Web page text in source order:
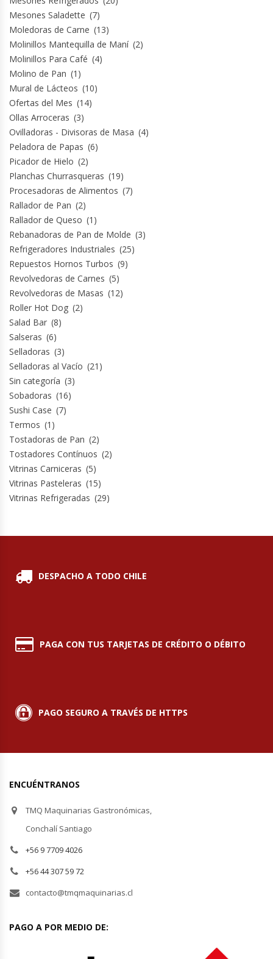
Mesones Saladette (7)
Moledoras de Carne (13)
Molinillos Mantequilla de Maní (2)
Molinillos Para Café (4)
Molino de Pan (1)
Mural de Lácteos (10)
Ofertas del Mes (14)
Ollas Arroceras (3)
Ovilladoras - Divisoras de Masa (4)
Peladora de Papas (6)
Picador de Hielo (2)
Planchas Churrasqueras (19)
Procesadoras de Alimentos (7)
Rallador de Pan (2)
Rallador de Queso (1)
Rebanadoras de Pan de Molde (3)
Refrigeradores Industriales (25)
Repuestos Hornos Turbos (9)
Revolvedoras de Carnes (5)
Revolvedoras de Masas (12)
Roller Hot Dog (2)
Salad Bar (8)
Salseras (6)
Selladoras (3)
Selladoras al Vacío (21)
Sin categoría (3)
Sobadoras (16)
Sushi Case (7)
Termos (1)
Tostadoras de Pan (2)
Tostadores Contínuos (2)
Vitrinas Carniceras (5)
Vitrinas Pasteleras (15)
Vitrinas Refrigeradas (29)
DESPACHO A TODO CHILE
PAGA CON TUS TARJETAS DE CRÉDITO O DÉBITO
PAGO SEGURO A TRAVÉS DE HTTPS
ENCUÉNTRANOS
TMQ Maquinarias Gastronómicas,
Conchalí Santiago
+56 9 7709 4026
+56 44 307 59 72
contacto@tmqmaquinarias.cl
PAGO A POR MEDIO DE: